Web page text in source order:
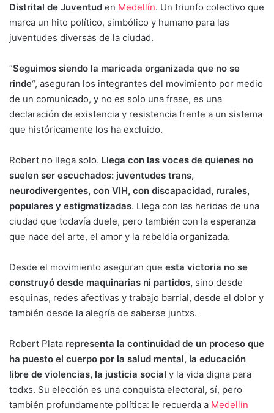
Distrital de Juventud en Medellín. Un triunfo colectivo que
marca un hito político, simbólico y humano para las
juventudes diversas de la ciudad.
“Seguimos siendo la maricada organizada que no se
rinde“, aseguran los integrantes del movimiento por medio
de un comunicado, y no es solo una frase, es una
declaración de existencia y resistencia frente a un sistema
que históricamente los ha excluido.
Robert no llega solo. Llega con las voces de quienes no
suelen ser escuchados: juventudes trans,
neurodivergentes, con VIH, con discapacidad, rurales,
populares y estigmatizadas. Llega con las heridas de una
ciudad que todavía duele, pero también con la esperanza
que nace del arte, el amor y la rebeldía organizada.
Desde el movimiento aseguran que esta victoria no se
construyó desde maquinarias ni partidos, sino desde
esquinas, redes afectivas y trabajo barrial, desde el dolor y
también desde la alegría de saberse juntxs.
Robert Plata representa la continuidad de un proceso que
ha puesto el cuerpo por la salud mental, la educación
libre de violencias, la justicia social y la vida digna para
todxs. Su elección es una conquista electoral, sí, pero
también profundamente política: le recuerda a Medellín